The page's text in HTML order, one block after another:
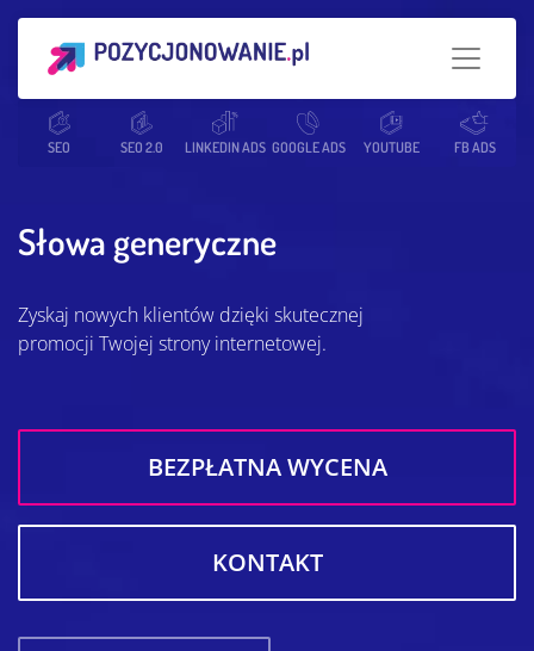
SEO SEO 2.0 LINKEDIN ADS GOOGLE ADS YOUTUBE FB ADS
Strona główna Słowniczek SEO Słowa generyczne
Słowa generyczne
Zyskaj nowych klientów dzięki skutecznej
promocji Twojej strony internetowej.
BEZPŁATNA WYCENA
KONTAKT